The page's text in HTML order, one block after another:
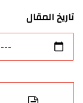
تاريخ المقال